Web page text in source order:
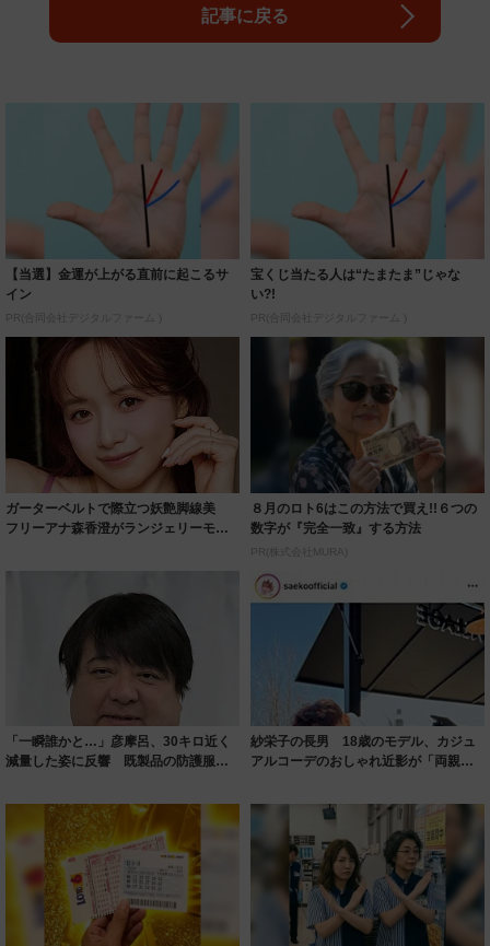
記事に戻る
【当選】金運が上がる直前に起こるサ
イン
PR(合同会社デジタルファーム )
宝くじ当たる人は“たまたま”じゃな
い?!
PR(合同会社デジタルファーム )
ガーターベルトで際立つ妖艶脚線美
フリーアナ森香澄がランジェリーモデ
８月のロト6はこの方法で買え!!６つの
数字が『完全一致』する方法
PR(株式会社MURA)
「一瞬誰かと…」彦摩呂、30キロ近く
減量した姿に反響 既製品の防護服が
紗栄子の長男 18歳のモデル、カジュ
アルコーデのおしゃれ近影が「両親の